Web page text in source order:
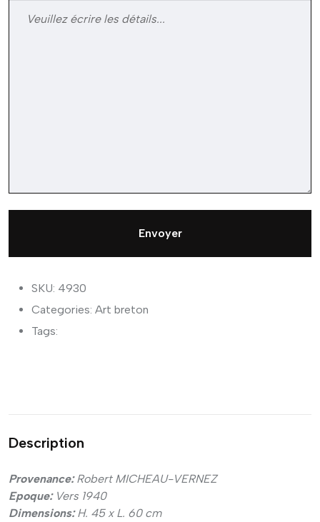
Envoyer
SKU: 4930
Categories: Art breton
Tags:
Description
Provenance:Robert MICHEAU-VERNEZ
Epoque: Vers 1940
Dimensions:H. 45 x L. 60 cm